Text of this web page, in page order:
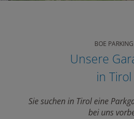
BOE PARKING
Unsere
in Tirol
Sie suchen in Tirol eine
bei uns